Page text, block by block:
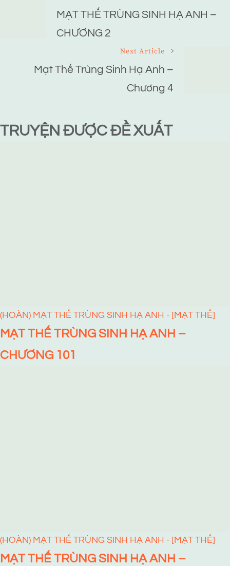
NavigationMẠT THẾ TRÙNG SINH HẠ ANH –
CHƯƠNG 2
Next Article
Mạt Thế Trùng Sinh Hạ Anh –
Chương 4
TRUYỆN ĐƯỢC ĐỀ XUẤT
(HOÀN) MẠT THẾ TRÙNG SINH HẠ ANH - [MẠT THẾ]
MẠT THẾ TRÙNG SINH HẠ ANH –
CHƯƠNG 101
(HOÀN) MẠT THẾ TRÙNG SINH HẠ ANH - [MẠT THẾ]
MẠT THẾ TRÙNG SINH HẠ ANH –